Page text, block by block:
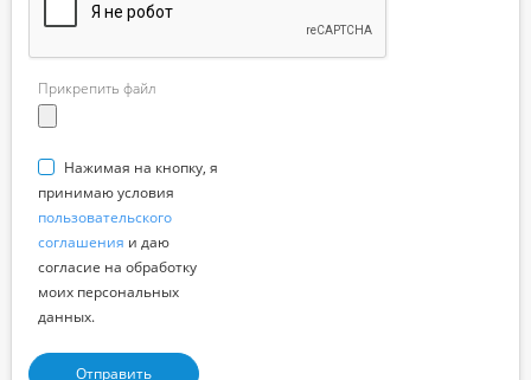
Прикрепить файл
Нажимая на кнопку, я
принимаю условия
пользовательского
соглашения и даю
согласие на обработку
моих персональных
данных.